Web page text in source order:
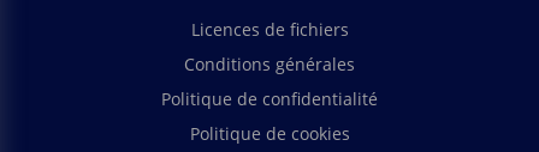
Licences de fichiers
Conditions générales
Politique de confidentialité
Politique de cookies